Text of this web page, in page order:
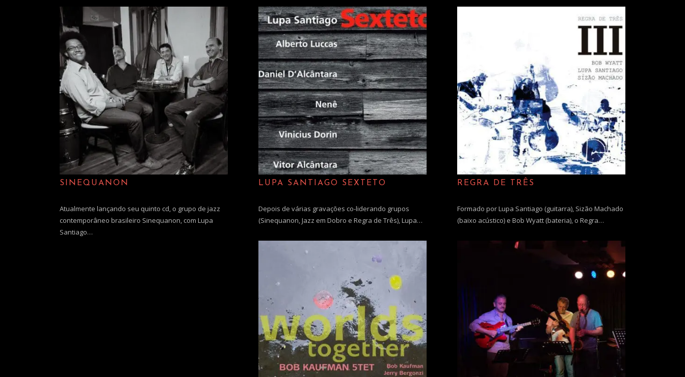
SINEQUANON
Atualmente lançando seu quinto cd, o grupo de jazz
contemporâneo brasileiro Sinequanon, com Lupa
Santiago…
LUPA SANTIAGO SEXTETO
Depois de várias gravações co-liderando grupos
(Sinequanon, Jazz em Dobro e Regra de Três), Lupa…
REGRA DE TRÊS
Formado por Lupa Santiago (guitarra), Sizão Machado
(baixo acústico) e Bob Wyatt (bateria), o Regra…